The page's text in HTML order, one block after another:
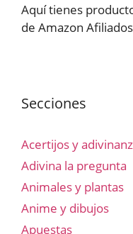
Aquí tienes
de Amazon Afiliados
Secciones
Acertijos y
Adivina la pregunta
Animales y plantas
Anime y dibujos
Apuestas